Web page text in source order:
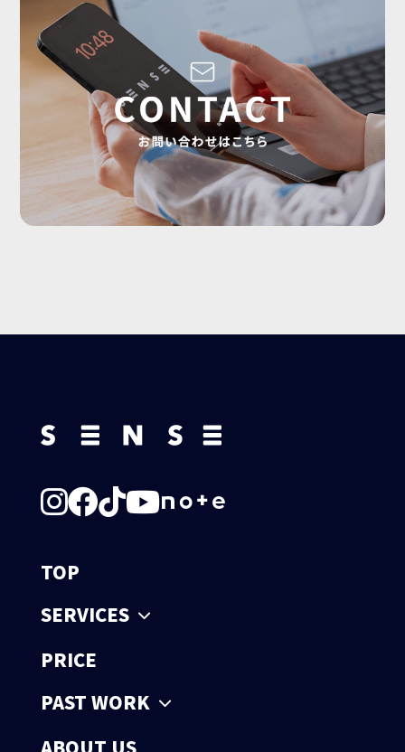
TOP
SERVICES
PRICE
PAST WORK